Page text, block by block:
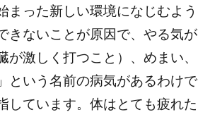
った新しい環境になじむよう
きないことが原因で、やる気が
激しく打つこと）、めまい、
という名前の病気があるわけで
しています。体はとても疲れた